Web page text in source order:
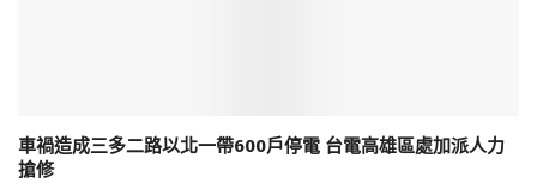
車禍造成三多二路以北一帶600戶停電 台電高雄區處加派人力
搶修